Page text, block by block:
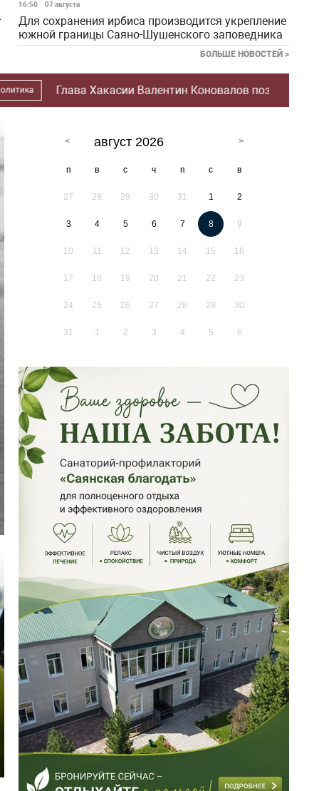
16:50 07 августа
Для сохранения ирбиса производится укрепление
южной границы Саяно-Шушенского заповедника
БОЛЬШЕ НОВОСТЕЙ >
Коновалов поздравил Абакан с Днём города
август 2026
п в с ч п с в
27 28 29 30 31 1 2
3 4 5 6 7 8 9
10 11 12 13 14 15 16
17 18 19 20 21 22 23
24 25 26 27 28 29 30
31 1 2 3 4 5 6